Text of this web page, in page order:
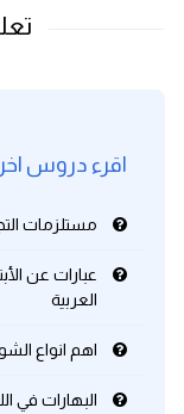
اقرء دروس
مستلزمات
عبارات عن
العربية
اهم انواع
البهارات في